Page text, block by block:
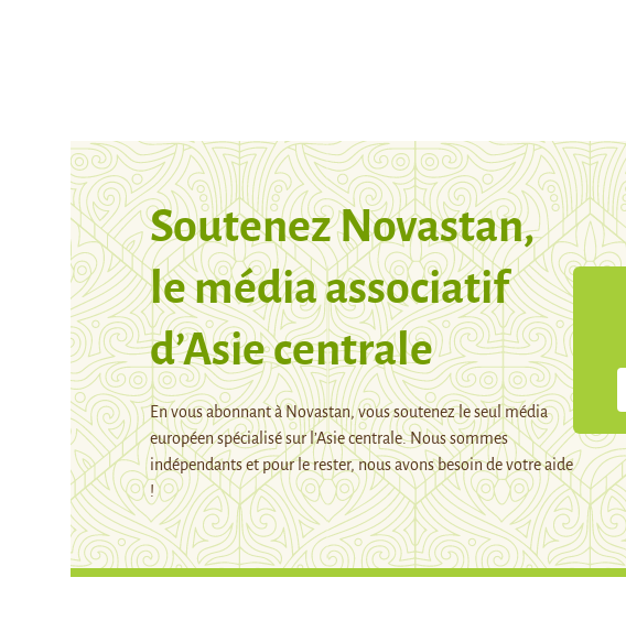
Soutenez Novastan,
le média associatif
d’Asie centrale
En vous abonnant à Novastan, vous soutenez le seul média
européen spécialisé sur l’Asie centrale. Nous sommes
indépendants et pour le rester, nous avons besoin de votre aide
!